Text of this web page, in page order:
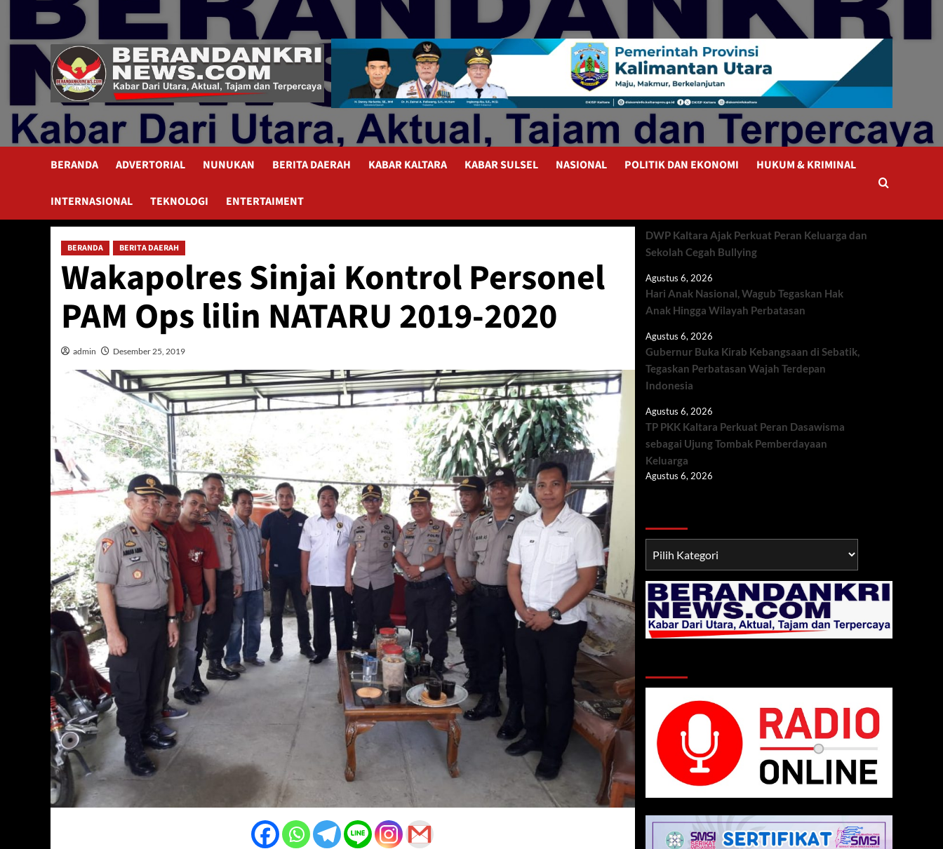
content
BERANDA ADVERTORIAL NUNUKAN BERITA DAERAH KABAR KALTARA KABAR SULSEL NASIONAL POLITIK DAN EKONOMI HUKUM & KRIMINAL
INTERNASIONAL TEKNOLOGI ENTERTAIMENT
BERANDA BERITA DAERAH
Wakapolres Sinjai Kontrol Personel
PAM Ops lilin NATARU 2019-2020
admin Desember 25, 2019
DWP Kaltara Ajak Perkuat Peran Keluarga dan
Sekolah Cegah Bullying
Agustus 6, 2026
Hari Anak Nasional, Wagub Tegaskan Hak
Anak Hingga Wilayah Perbatasan
Agustus 6, 2026
Gubernur Buka Kirab Kebangsaan di Sebatik,
Tegaskan Perbatasan Wajah Terdepan
Indonesia
Agustus 6, 2026
TP PKK Kaltara Perkuat Peran Dasawisma
sebagai Ujung Tombak Pemberdayaan
Keluarga
Agustus 6, 2026
TNI/POLRI